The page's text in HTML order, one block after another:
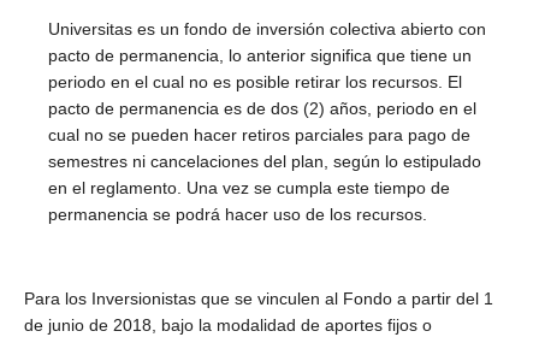
Universitas es un fondo de inversión colectiva abierto con
pacto de permanencia, lo anterior significa que tiene un
periodo en el cual no es posible retirar los recursos. El
pacto de permanencia es de dos (2) años, periodo en el
cual no se pueden hacer retiros parciales para pago de
semestres ni cancelaciones del plan, según lo estipulado
en el reglamento. Una vez se cumpla este tiempo de
permanencia se podrá hacer uso de los recursos.
Para los Inversionistas que se vinculen al Fondo a partir del 1
de junio de 2018, bajo la modalidad de aportes fijos o